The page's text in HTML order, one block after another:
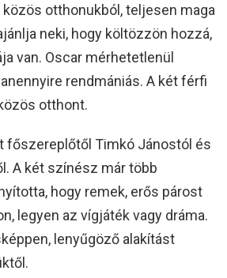
otthonukból, teljesen maga
neki, hogy költözzön hozzá,
van. Oscar mérhetetlenül
rendmániás. A két férfi
otthont.
főszereplőtől Timkó Jánostól és
A két színész már több
hogy remek, erős párost
legyen az vígjáték vagy dráma.
lenyűgöző alakítást